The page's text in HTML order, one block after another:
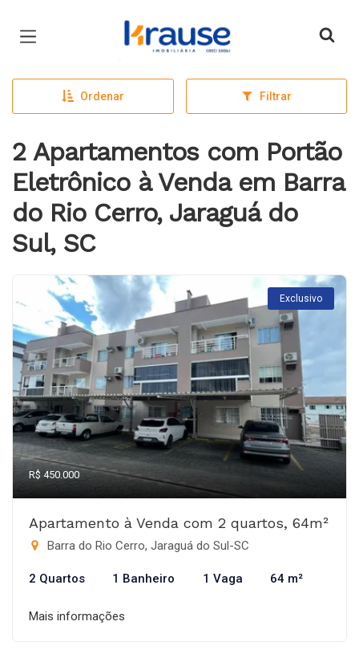
Página inicial
Ordenar Filtrar
2 Apartamentos com Portão
Eletrônico à Venda em Barra
do Rio Cerro, Jaraguá do
Sul, SC
Exclusivo
R$ 450.000
Apartamento à Venda com 2 quartos, 64m²
Barra do Rio Cerro, Jaraguá do Sul-SC
2 Quartos 1 Banheiro 1 Vaga 64 m²
Mais informações